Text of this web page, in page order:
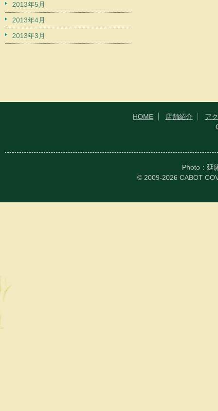
2013年5月
2013年4月
2013年3月
HOME 店舗紹介
ア
Photo：延
© 2009-2026 CABOT